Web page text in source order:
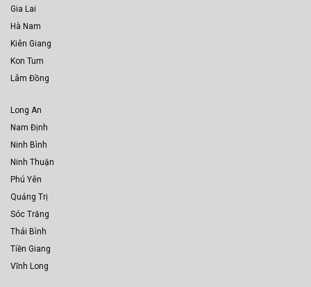
Gia Lai
Hà Nam
Kiên Giang
Kon Tum
Lâm Đồng
Long An
Nam Định
Ninh Bình
Ninh Thuận
Phú Yên
Quảng Trị
Sóc Trăng
Thái Bình
Tiền Giang
Vĩnh Long